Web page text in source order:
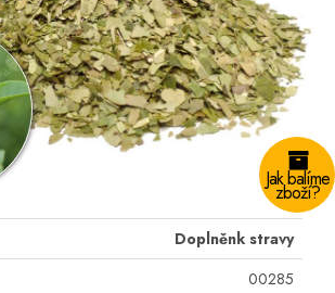
Jak balíme
zboží?
Doplněnk stravy
00285